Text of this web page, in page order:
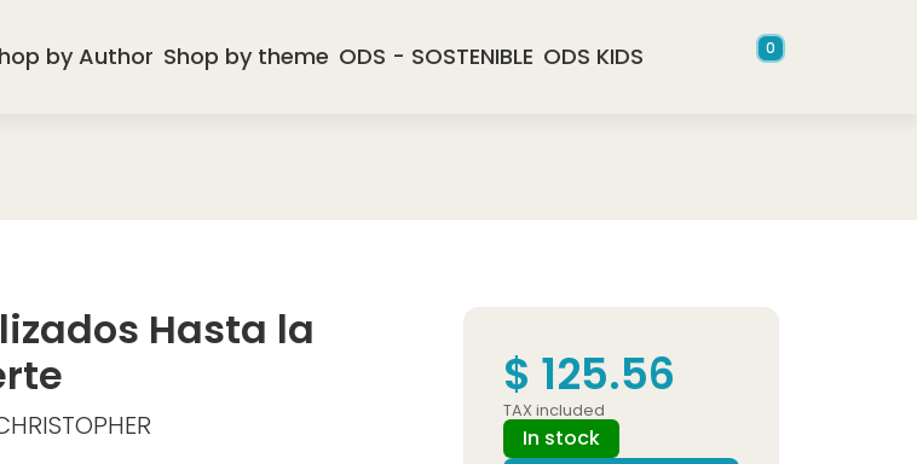
by Author Shop by theme ODS - SOSTENIBLE ODS KIDS 0
Hasta la
$ 125.56
TAX included
In stock